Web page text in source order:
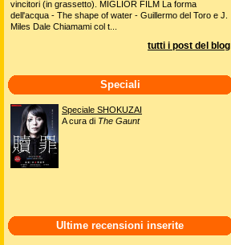
vincitori (in grassetto). MIGLIOR FILM La forma
dell'acqua - The shape of water - Guillermo del Toro e J.
Miles Dale Chiamami col t...
tutti i post del blog
Speciali
Speciale SHOKUZAI
A cura di The Gaunt
Ultime recensioni inserite